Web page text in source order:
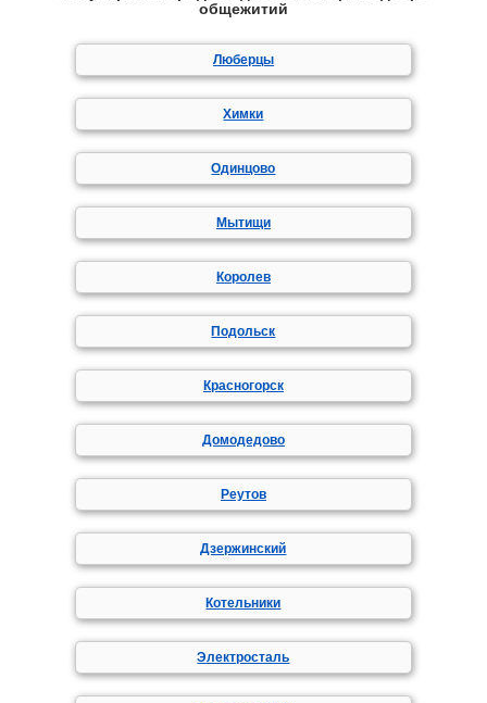
общежитий
Люберцы
Химки
Одинцово
Мытищи
Королев
Подольск
Красногорск
Домодедово
Реутов
Дзержинский
Котельники
Электросталь